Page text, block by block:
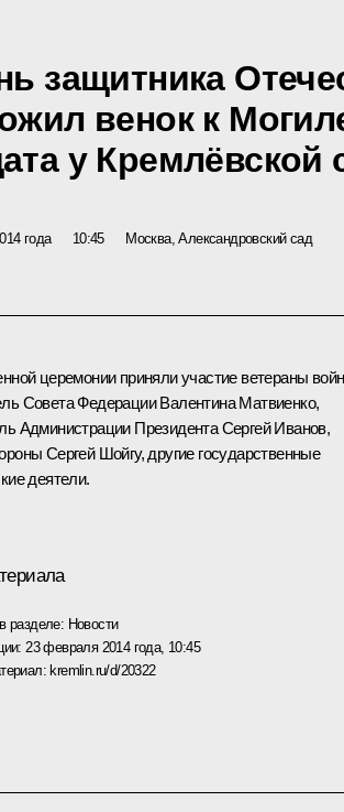
защитника
венок к
у Кремлёвской
года 10:45 Москва, Александровский сад
церемонии приняли участие ветераны
Совета ФедерацииВалентина Матвиенко,
Администрации ПрезидентаСергей Иванов,
Сергей Шойгу, другие государственные
деятели.
разделе: Новости
23 февраля 2014 года, 10:45
kremlin.ru/d/20322